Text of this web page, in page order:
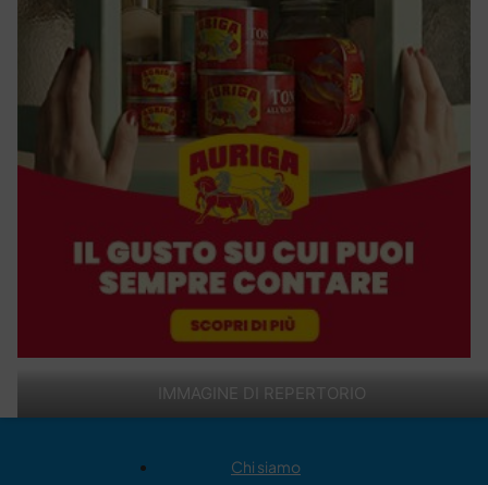
IMMAGINE DI REPERTORIO
Chi siamo